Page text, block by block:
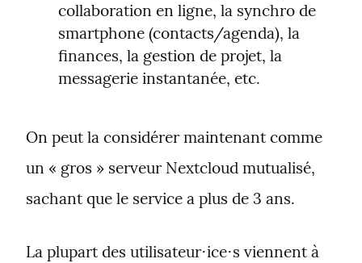
collaboration en ligne, la synchro de
smartphone (contacts/agenda), la
finances, la gestion de projet, la
messagerie instantanée, etc.
On peut la considérer maintenant comme
un « gros » serveur Nextcloud mutualisé,
sachant que le service a plus de 3 ans.
La plupart des utilisateur⋅ice⋅s viennent à